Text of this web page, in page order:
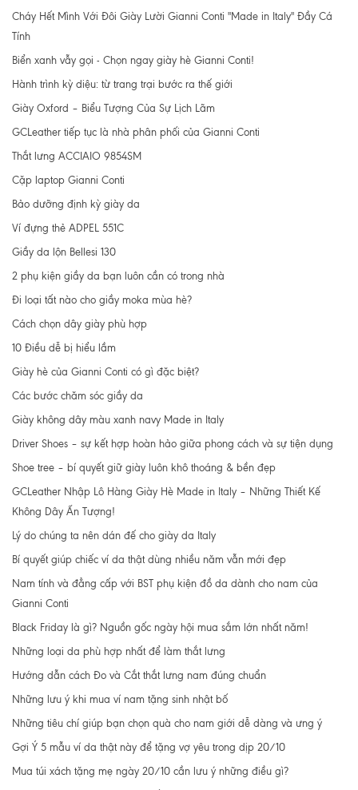
Cháy Hết Mình Với Đôi Giày Lười Gianni Conti "Made in Italy" Đầy Cá
Tính
Biển xanh vẫy gọi - Chọn ngay giày hè Gianni Conti!
Hành trình kỳ diệu: từ trang trại bước ra thế giới
Giày Oxford – Biểu Tượng Của Sự Lịch Lãm
GCLeather tiếp tục là nhà phân phối của Gianni Conti
Thắt lưng ACCIAIO 9854SM
Cặp laptop Gianni Conti
Bảo dưỡng định kỳ giày da
Ví đựng thẻ ADPEL 551C
Giầy da lộn Bellesi 130
2 phụ kiện giầy da bạn luôn cần có trong nhà
Đi loại tất nào cho giầy moka mùa hè?
Cách chọn dây giày phù hợp
10 Điều dễ bị hiểu lầm
Giày hè của Gianni Conti có gì đặc biệt?
Các bước chăm sóc giầy da
Giày không dây màu xanh navy Made in Italy
Driver Shoes – sự kết hợp hoàn hảo giữa phong cách và sự tiện dụng
Shoe tree – bí quyết giữ giày luôn khô thoáng & bền đẹp
GCLeather Nhập Lô Hàng Giày Hè Made in Italy – Những Thiết Kế
Không Dây Ấn Tượng!
Lý do chúng ta nên dán đế cho giày da Italy
Bí quyết giúp chiếc ví da thật dùng nhiều năm vẫn mới đẹp
Nam tính và đẳng cấp với BST phụ kiện đồ da dành cho nam của
Gianni Conti
Black Friday là gì? Nguồn gốc ngày hội mua sắm lớn nhất năm!
Những loại da phù hợp nhất để làm thắt lưng
Hướng dẫn cách Đo và Cắt thắt lưng nam đúng chuẩn
Những lưu ý khi mua ví nam tặng sinh nhật bố
Những tiêu chí giúp bạn chọn quà cho nam giới dễ dàng và ưng ý
Gợi Ý 5 mẫu ví da thật này để tặng vợ yêu trong dịp 20/10
Mua túi xách tặng mẹ ngày 20/10 cần lưu ý những điều gì?